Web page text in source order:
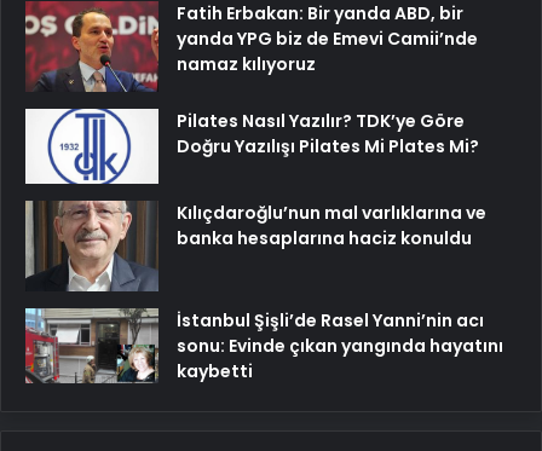
Fatih Erbakan: Bir yanda ABD, bir
yanda YPG biz de Emevi Camii’nde
namaz kılıyoruz
Pilates Nasıl Yazılır? TDK’ye Göre
Doğru Yazılışı Pilates Mi Plates Mi?
Kılıçdaroğlu’nun mal varlıklarına ve
banka hesaplarına haciz konuldu
İstanbul Şişli’de Rasel Yanni’nin acı
sonu: Evinde çıkan yangında hayatını
kaybetti